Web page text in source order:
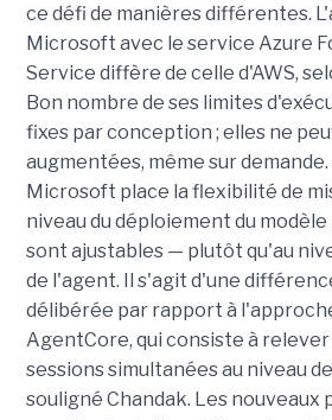
ce défi de manières différentes.
Microsoft avec le service Azure
Service diffère de celle d'AWS,
Bon nombre de ses limites
fixes par conception ; elles ne
augmentées, même sur demande.
Microsoft place la flexibilité de
niveau du déploiement du
sont ajustables — plutôt qu'au
de l'agent. Il s'agit d'une
délibérée par rapport à
AgentCore, qui consiste à relever
sessions simultanées au niveau
souligné Chandak. Les nouveaux